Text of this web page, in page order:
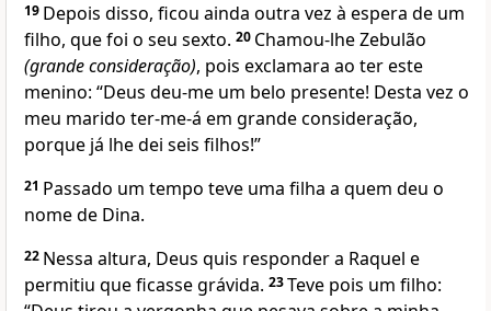
19 Depois disso, ficou ainda outra vez à espera de um
filho, que foi o seu sexto. 20 Chamou-lhe Zebulão
(grande consideração), pois exclamara ao ter este
menino: “Deus deu-me um belo presente! Desta vez o
meu marido ter-me-á em grande consideração,
porque já lhe dei seis filhos!”
21 Passado um tempo teve uma filha a quem deu o
nome de Dina.
22 Nessa altura, Deus quis responder a Raquel e
permitiu que ficasse grávida. 23Teve pois um filho: